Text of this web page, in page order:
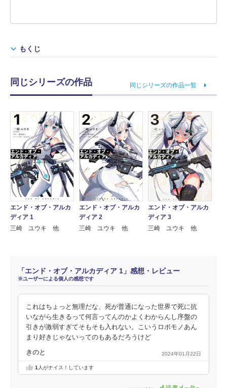
もくじ
同じシリーズの作品 同じシリーズの作品一覧
エンド・オブ・アルカ
ディア 1
三崎 ユウキ 他
エンド・オブ・アルカ
ディア 2
三崎 ユウキ 他
エンド・オブ・アルカ
ディア 3
三崎 ユウキ 他
「エンド・オブ・アルカディア 1」感想・レビュー
※ユーザーによる個人の感想です
これはちょっと無理だな、死が普通になった世界で死に抗
いながら生きるって何言ってんのかよくわからんし序盤の
引きが激弱すぎてそもそも入れない。こいうロボモノあん
まり好きじゃないってのもあるだろうけど
きのと 2024年01月22日
1 人がナイス！しています